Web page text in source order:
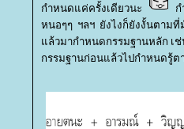
กำหนดแค่ครั้งเดียวนะ
ก
หนอๆๆ ฯลฯ ยังไงก็ยังงั้นตาม
ล้วมากำหนดกรรมฐานหลัก เช่
กรรมฐานก่อนแล้วไปกำหนดรู้